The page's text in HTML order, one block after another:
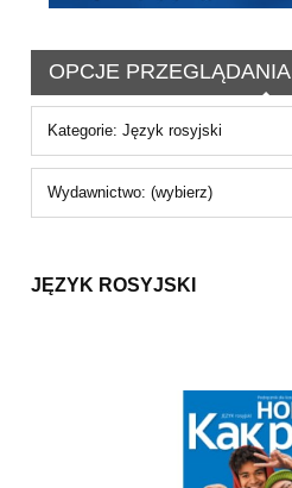
OPCJE PRZEGLĄDANIA
Kategorie: Język rosyjski
Wydawnictwo: (wybierz)
JĘZYK ROSYJSKI